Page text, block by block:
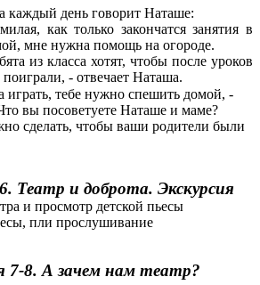
каждый день говорит Наташе:
как только закончатся занятия в
мне нужна помощь на огороде.
из класса хотят, чтобы после уроков
- отвечает Наташа.
играть, тебе нужно спешить домой, -
вы посоветуете Наташе и маме?
сделать, чтобы ваши родители были
Театр и доброта. Экскурсия
и просмотр детской пьесы
пли прослушивание
7-8. А зачем нам театр?